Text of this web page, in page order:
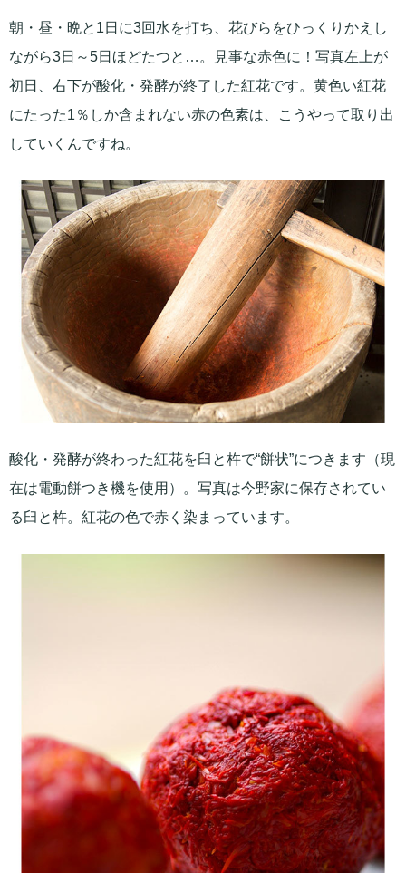
朝・昼・晩と1日に3回水を打ち、花びらをひっくりかえし
ながら3日～5日ほどたつと…。見事な赤色に！写真左上が
初日、右下が酸化・発酵が終了した紅花です。黄色い紅花
にたった1％しか含まれない赤の色素は、こうやって取り出
していくんですね。
酸化・発酵が終わった紅花を臼と杵で“餅状”につきます（現
在は電動餅つき機を使用）。写真は今野家に保存されてい
る臼と杵。紅花の色で赤く染まっています。